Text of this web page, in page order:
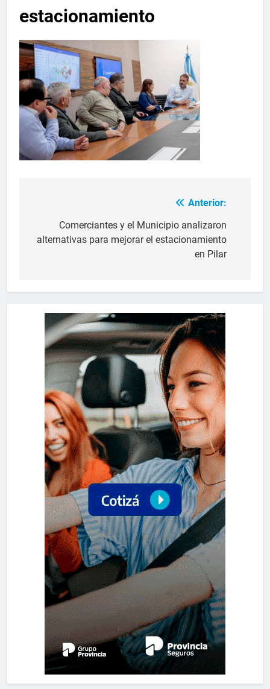
estacionamiento
Anterior:
Comerciantes y el Municipio analizaron
alternativas para mejorar el estacionamiento
en Pilar